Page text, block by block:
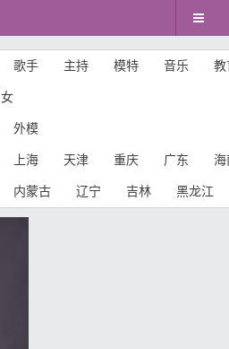
歌手 主持 模特 音乐 教
女
外模
上海 天津 重庆 广东 海
内蒙古 辽宁 吉林 黑龙江